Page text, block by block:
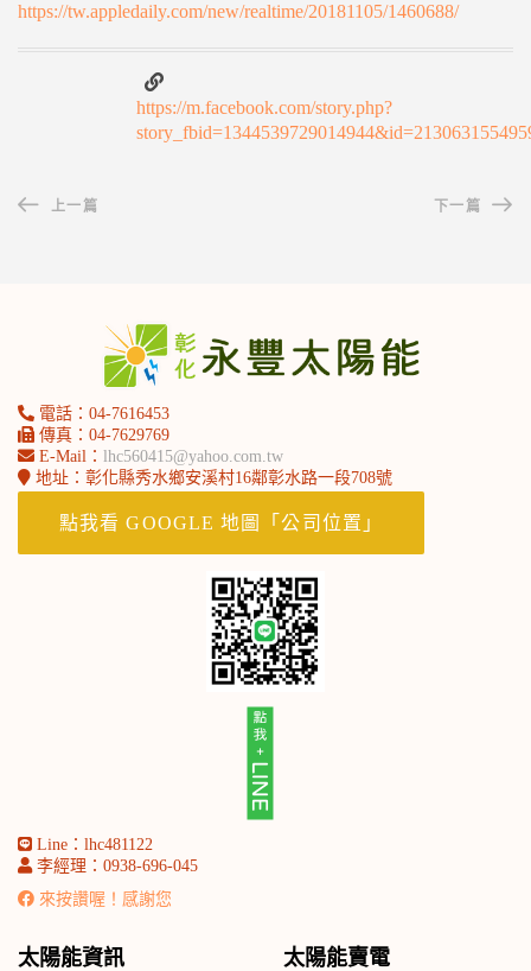
https://tw.appledaily.com/new/realtime/20181105/1460688/
https://m.facebook.com/story.php?
上一篇 下一篇
電話：04-7616453
傳真：04-7629769
E-Mail： lhc560415@yahoo.com.tw
地址：彰化縣秀水鄉安溪村16鄰彰水路一段708號
點我看 GOOGLE 地圖「公司位置」
Line：lhc481122
李經理：0938-696-045
來按讚喔！感謝您
太陽能資訊 太陽能賣電